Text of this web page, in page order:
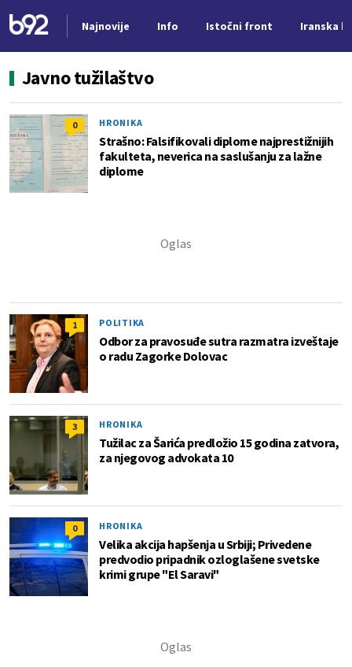
Najnovije Info Istočni front Iranska
Javno tužilaštvo
0 HRONIKA
Strašno: Falsifikovali diplome najprestižnijih
fakulteta, neverica na saslušanju za lažne
diplome
1 POLITIKA
Odbor za pravosuđe sutra razmatra izveštaje
o radu Zagorke Dolovac
3 HRONIKA
Tužilac za Šarića predložio 15 godina zatvora,
za njegovog advokata 10
0 HRONIKA
Velika akcija hapšenja u Srbiji; Privedene
predvodio pripadnik ozloglašene svetske
krimi grupe "El Saravi"